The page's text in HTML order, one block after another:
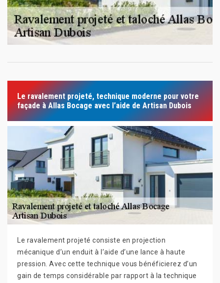
Le ravalement projeté, technique moderne pour votre
façade à Allas Bocage avec l’aide de Artisan Dubois
Le ravalement projeté consiste en projection
mécanique d’un enduit à l’aide d’une lance à haute
pression. Avec cette technique vous bénéficierez d’un
gain de temps considérable par rapport à la technique